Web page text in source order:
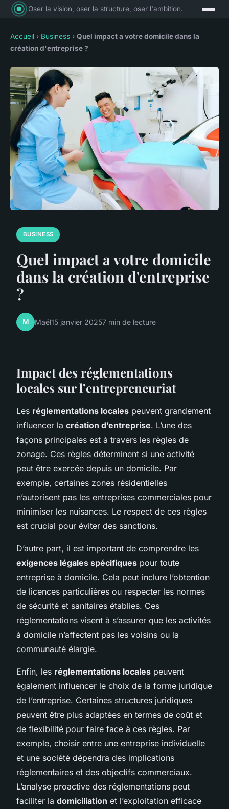
Oser la vision, oser la structure, oser l'ambition.
Accueil › Business › Quel impact a votre domicile dans la
création d'entreprise ?
BUSINESS
Quel impact a votre domicile
dans la création d'entreprise
?
M Maël15 janvier 20257 min de lecture
Impact des réglementations
locales sur l’entrepreneuriat
Les réglementations locales peuvent grandement
influencer la création d’entreprise. L’une des
façons principales est à travers les règles de
zonage. Ces règles déterminent si une activité
peut être exercée depuis un domicile. Par
exemple, certaines zones résidentielles
n’autorisent pas les entreprises commerciales pour
minimiser les nuisances. Le respect de ces règles
est crucial pour éviter des sanctions.
D’autre part, il est important de comprendre les
exigences légales spécifiques pour toute
entreprise à domicile. Cela peut inclure l’obtention
de licences particulières ou respecter les normes
de sécurité et sanitaires établies. Ces
réglementations visent à s’assurer que les activités
à domicile n’affectent pas les voisins ou la
communauté élargie.
Enfin, les réglementations locales peuvent
également influencer le choix de la forme juridique
de l’entreprise. Certaines structures juridiques
peuvent être plus adaptées en termes de coût et
de flexibilité pour faire face à ces règles. Par
exemple, choisir entre une entreprise individuelle
et une société dépendra des implications
réglementaires et des objectifs commerciaux.
L’analyse proactive des réglementations peut
faciliter la domiciliation et l’exploitation efficace